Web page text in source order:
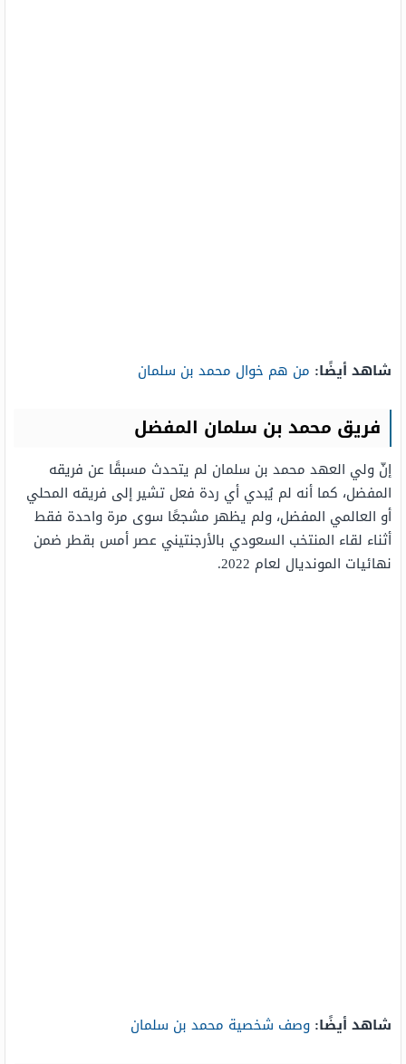
شاهد أيضًا: من هم خوال محمد بن سلمان
فريق محمد بن سلمان المفضل
إنّ ولي العهد محمد بن سلمان لم يتحدث مسبقًا عن فريقه
المفضل، كما أنه لم يُبدي أي ردة فعل تشير إلى فريقه المحلي
أو العالمي المفضل، ولم يظهر مشجعًا سوى مرة واحدة فقط
أثناء لقاء المنتخب السعودي بالأرجنتيني عصر أمس بقطر ضمن
نهائيات المونديال لعام 2022.
شاهد أيضًا: وصف شخصية محمد بن سلمان